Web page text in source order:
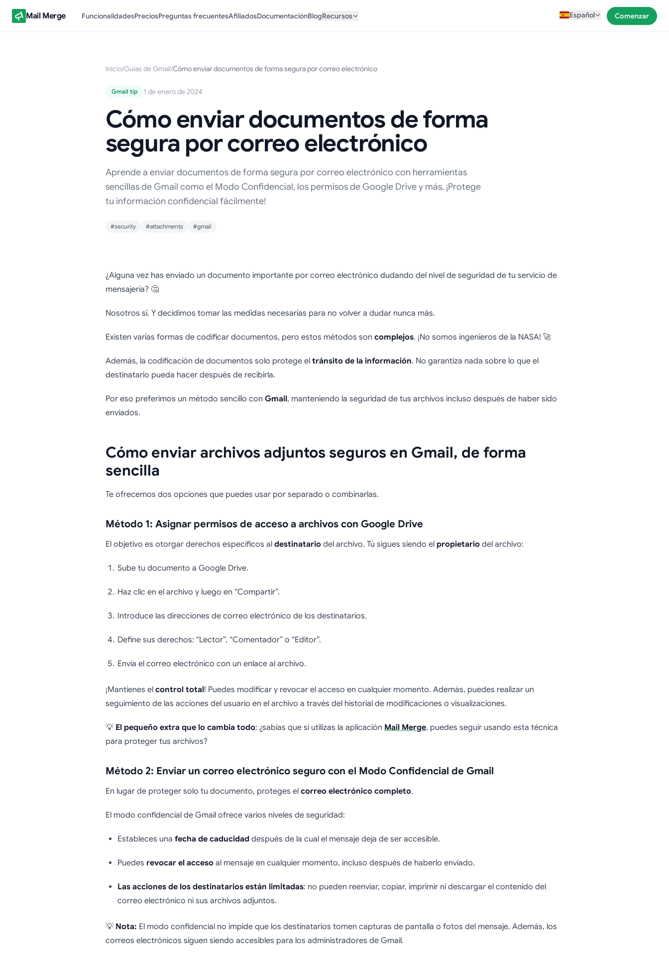
Mail Merge FuncionalidadesPreciosPreguntas frecuentesAfiliadosDocumentaciónBlogRecursos Español Comenzar
Inicio/Guías de Gmail/Cómo enviar documentos de forma segura por correo electrónico
Gmail tip 1 de enero de 2024
Cómo enviar documentos de forma
segura por correo electrónico
Aprende a enviar documentos de forma segura por correo electrónico con herramientas
sencillas de Gmail como el Modo Confidencial, los permisos de Google Drive y más. ¡Protege
tu información confidencial fácilmente!
#security #attachments #gmail
Cómo enviar documentos de forma
¿Alguna vez has enviado un documento importante por correo electrónico dudando del nivel de seguridad de tu servicio de
mensajería? 🤔
Nosotros sí. Y decidimos tomar las medidas necesarias para no volver a dudar nunca más.
Existen varias formas de codificar documentos, pero estos métodos son complejos. ¡No somos ingenieros de la NASA! 🚀
Además, la codificación de documentos solo protege el tránsito de la información. No garantiza nada sobre lo que el
destinatario pueda hacer después de recibirla.
Por eso preferimos un método sencillo con Gmail, manteniendo la seguridad de tus archivos incluso después de haber sido
enviados.
Cómo enviar archivos adjuntos seguros en Gmail, de forma
sencilla
Te ofrecemos dos opciones que puedes usar por separado o combinarlas.
Método 1: Asignar permisos de acceso a archivos con Google Drive
El objetivo es otorgar derechos específicos al destinatariodel archivo. Tú sigues siendo el propietariodel archivo:
Sube tu documento a Google Drive.
Haz clic en el archivo y luego en “Compartir”.
Introduce las direcciones de correo electrónico de los destinatarios.
Define sus derechos: “Lector”, “Comentador” o “Editor”.
Envía el correo electrónico con un enlace al archivo.
¡Mantienes el control total! Puedes modificar y revocar el acceso en cualquier momento. Además, puedes realizar un
seguimiento de las acciones del usuario en el archivo a través del historial de modificaciones o visualizaciones.
💡 El pequeño extra que lo cambia todo: ¿sabías que si utilizas la aplicación Mail Merge, puedes seguir usando esta técnica
para proteger tus archivos?
Método 2: Enviar un correo electrónico seguro con el Modo Confidencial de Gmail
En lugar de proteger solo tu documento, proteges el correo electrónico completo.
El modo confidencial de Gmail ofrece varios niveles de seguridad:
Estableces una fecha de caducidad después de la cual el mensaje deja de ser accesible.
Puedes revocar el accesoal mensaje en cualquier momento, incluso después de haberlo enviado.
Las acciones de los destinatarios están limitadas: no pueden reenviar, copiar, imprimir ni descargar el contenido del
correo electrónico ni sus archivos adjuntos.
💡 Nota: El modo confidencial no impide que los destinatarios tomen capturas de pantalla o fotos del mensaje. Además, los
correos electrónicos siguen siendo accesibles para los administradores de Gmail.